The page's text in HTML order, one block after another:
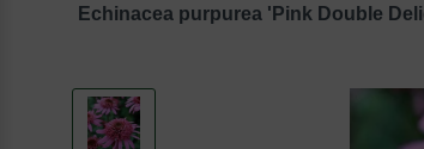
Echinacea purpurea 'Pink Double